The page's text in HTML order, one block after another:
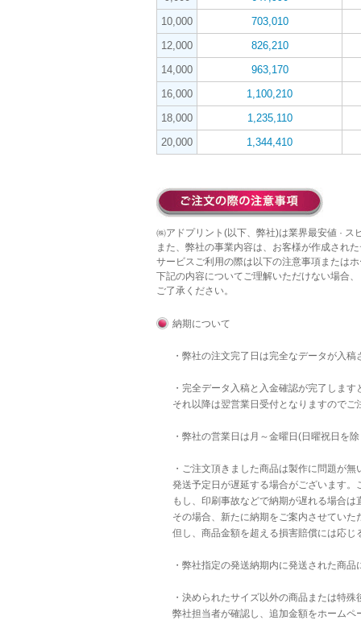
10,000
703,010
12,000
826,210
14,000
963,170
16,000
1,100,210
18,000
1,235,110
20,000
1,344,410
㈱アドプリント(以下、弊社)は業界最安値 ·
また、弊社の事業内容は、お客様が作成され
サービスご利用の際は以下の注意事項または
下記の内容についてご理解いただけない場合
ご了承ください。
納期について
・弊社の注文完了日は完全なデータが入
・完全データ入稿と入金確認が完了しま
それ以降は翌営業日受付となりますのでご
・弊社の営業日は月～金曜日(日曜祝日を
・ご注文頂きました商品は製作に問題が
発送予定日が遅延する場合がございます
もし、印刷事故などで納期が遅れる場合
その場合、新たに納期をご案内させてい
但し、商品金額を超える損害賠償には応
・弊社指定の発送納期内に発送された商
・決められたサイズ以外の商品または特
弊社担当者が確認し、追加金額をホーム